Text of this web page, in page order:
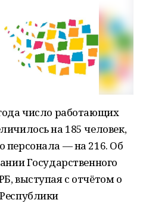
число работающих
на 185 человек,
персонала — на 216. Об
Государственного
выступая с отчётом о